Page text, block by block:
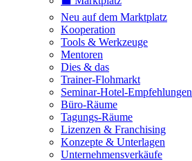
Neu auf dem Marktplatz
Kooperation
Tools & Werkzeuge
Mentoren
Dies & das
Trainer-Flohmarkt
Seminar-Hotel-Empfehlungen
Büro-Räume
Tagungs-Räume
Lizenzen & Franchising
Konzepte & Unterlagen
Unternehmensverkäufe